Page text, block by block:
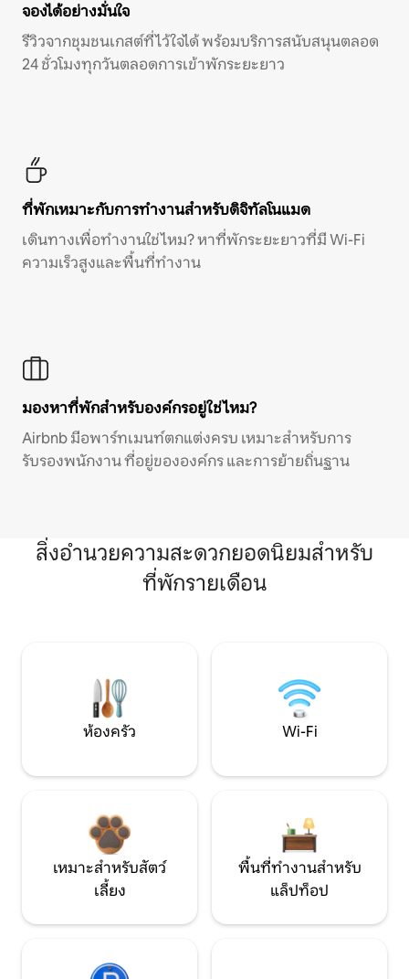
จองได้อย่างมั่นใจ
รีวิวจากชุมชนเกสต์ที่ไว้ใจได้ พร้อมบริการสนับสนุนตลอด
24 ชั่วโมงทุกวันตลอดการเข้าพักระยะยาว
ที่พักเหมาะกับการทำงานสำหรับดิจิทัลโนแมด
เดินทางเพื่อทำงานใช่ไหม? หาที่พักระยะยาวที่มี Wi-Fi
ความเร็วสูงและพื้นที่ทำงาน
มองหาที่พักสำหรับองค์กรอยู่ใช่ไหม?
Airbnb มีอพาร์ทเมนท์ตกแต่งครบ เหมาะสำหรับการ
รับรองพนักงาน ที่อยู่ขององค์กร และการย้ายถิ่นฐาน
สิ่งอำนวยความสะดวกยอดนิยมสำหรับ
ที่พักรายเดือน
ห้องครัว Wi-Fi
เหมาะสำหรับสัตว์
เลี้ยง
พื้นที่ทำงานสำหรับ
แล็ปท็อป